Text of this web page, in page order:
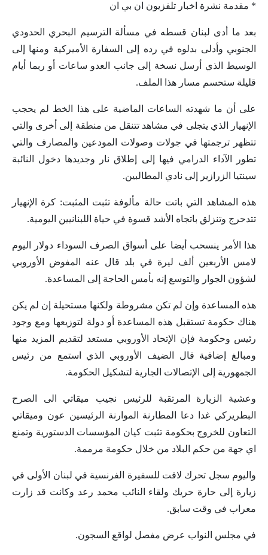
* مقدمة نشرة اخبار تلفزيون ان بي ان
بعد ما أدى لبنان قسطه في مسألة الترسيم البحري الحدودي
الجنوبي وأدلى بدلوه في رده إلى السفارة الأميركية ومنها إلى
الوسيط الذي أرسل نسخة إلى جانب العدو ساعات أو ربما أيام
قليلة ستحسم مسار هذا الملف.
على أن ما شهدته الساعات الماضية على هذا الخط لم يحجب
الإنهيار الذي يتجلى في مشاهد تتنقل من منطقة إلى أخرى والتي
تتظهر ترجمتها في جولات وصولات المودعين والمصارف والتي
تطور الآداء الدرامي فيها إلى إطلاق نار وجديدها دخول النائبة
سينتيا الزرازير إلى نادي المطالبين.
هذه المشاهد التي باتت حالة مألوفة تثبت المثبت: كرة الإنهيار
تتدحرج وتنزلق باتجاه الأشد قسوة في حياة اللبنانيين اليومية.
هذا الأمر ينسحب أيضا على أسواق الصرف السوداء دولار اليوم
لامس الأربعين ألف ليرة في بلد قال عنه المفوض الأوروبي
لشؤون الجوار والتوسع إنه بأمس الحاجة إلى المساعدة.
هذه المساعدة وإن لم تكن مشروطة ولكنها مستحيلة إن لم يكن
هناك حكومة تستقبل هذه المساعدة أو دولة لتوزيعها ومع وجود
رئيس وحكومة فإن الإتحاد الأوروبي مستعد لتقديم المزيد منها
ومبالغ إضافية قال الضيف الأوروبي الذي استمع من رئيس
الجمهورية إلى الإتصالات الجارية لتشكيل الحكومة.
وعشية الزيارة المرتقبة للرئيس نجيب ميقاتي الى الصرح
البطريركي غدا دعا المطارنة الموارنة الرئيسين عون وميقاتي
التعاون للخروج بحكومة تثبت كيان المؤسسات الدستورية وتمنع
اي جهة من حكم البلاد من خلال حكومة مرممة.
واليوم سجل تحرك لافت للسفيرة الفرنسية في لبنان الأولى في
زيارة إلى حارة حريك ولقاء النائب محمد رعد وكانت قد زارت
معراب في وقت سابق.
في مجلس النواب عرض مفصل لواقع السجون.